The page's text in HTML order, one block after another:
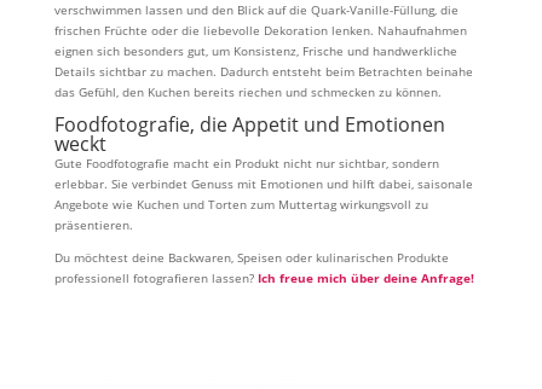
verschwimmen lassen und den Blick auf die Quark-Vanille-Füllung, die
frischen Früchte oder die liebevolle Dekoration lenken. Nahaufnahmen
eignen sich besonders gut, um Konsistenz, Frische und handwerkliche
Details sichtbar zu machen. Dadurch entsteht beim Betrachten beinahe
das Gefühl, den Kuchen bereits riechen und schmecken zu können.
Foodfotografie, die Appetit und Emotionen
weckt
Gute Foodfotografie macht ein Produkt nicht nur sichtbar, sondern
erlebbar. Sie verbindet Genuss mit Emotionen und hilft dabei, saisonale
Angebote wie Kuchen und Torten zum Muttertag wirkungsvoll zu
präsentieren.
Du möchtest deine Backwaren, Speisen oder kulinarischen Produkte
professionell fotografieren lassen?Ich freue mich über deine Anfrage!